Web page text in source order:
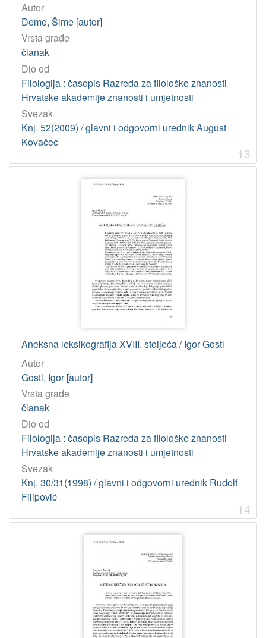
Autor
Demo, Šime [autor]
Vrsta građe
članak
Dio od
Filologija : časopis Razreda za filološke znanosti
Hrvatske akademije znanosti i umjetnosti
Svezak
Knj. 52(2009) / glavni i odgovorni urednik August
Kovačec
13
Aneksna leksikografija XVIII. stoljeća / Igor Gostl
Autor
Gostl, Igor [autor]
Vrsta građe
članak
Dio od
Filologija : časopis Razreda za filološke znanosti
Hrvatske akademije znanosti i umjetnosti
Svezak
Knj. 30/31(1998) / glavni i odgovorni urednik Rudolf
Filipović
14